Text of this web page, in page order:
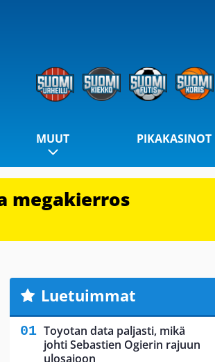
MUUT PIKAKASINOT
megakierros
Luetuimmat
Toyotan data paljasti, mikä
johti Sebastien Ogierin rajuun
ulosajoon